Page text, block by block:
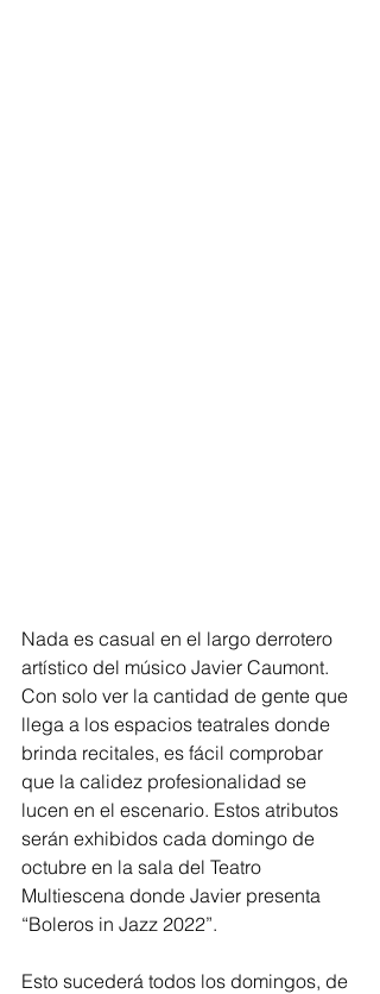
Nada es casual en el largo derrotero
artístico del músico Javier Caumont.
Con solo ver la cantidad de gente que
llega a los espacios teatrales donde
brinda recitales, es fácil comprobar
que la calidez profesionalidad se
lucen en el escenario. Estos atributos
serán exhibidos cada domingo de
octubre en la sala del Teatro
Multiescena donde Javier presenta
“Boleros in Jazz 2022”.
Esto sucederá todos los domingos, de